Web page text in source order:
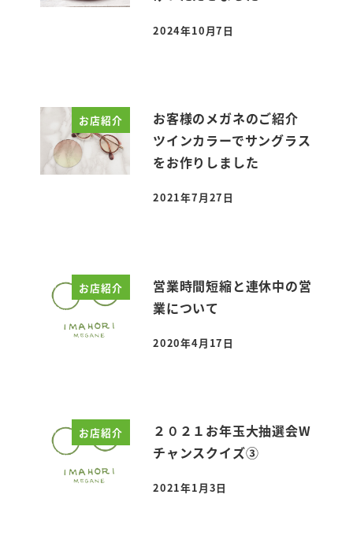
投稿日
2024年10月7日
お店紹介
お客様のメガネのご紹介
ツインカラーでサングラス
をお作りしました
投稿日
2021年7月27日
お店紹介
営業時間短縮と連休中の営
業について
投稿日
2020年4月17日
お店紹介
２０２１お年玉大抽選会W
チャンスクイズ③
投稿日
2021年1月3日